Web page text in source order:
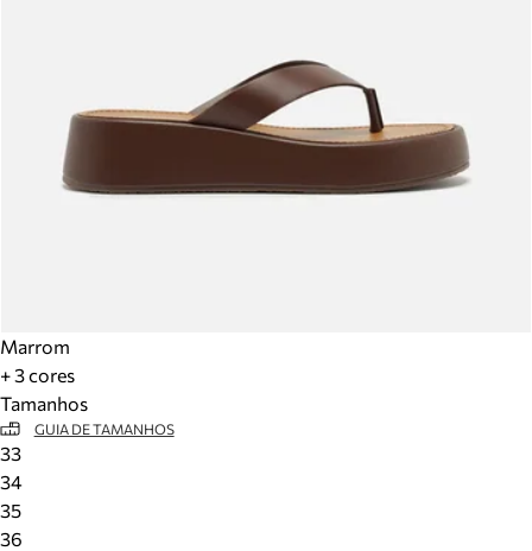
Marrom
+ 3 cores
Tamanhos
GUIA DE TAMANHOS
33
34
35
36